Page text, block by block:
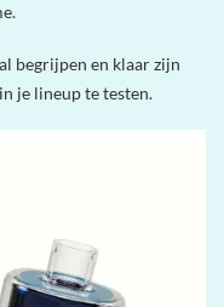
begrijpen en klaar zijn
je lineup te testen.